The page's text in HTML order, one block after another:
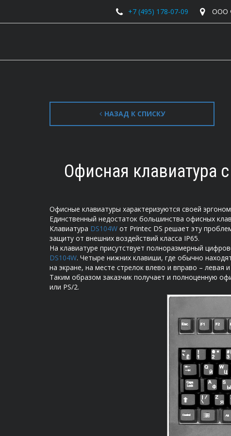
+7 (495) 178-07-09 ООО
НАЗАД К СПИСКУ
Офисная клавиатура
Офисные клавиатуры характеризуются своей
Единственный недостаток большинства офисных
Клавиатура DS104W от Printec DS решает эту
защиту от внешних воздействий класса IP65.
На клавиатуре присутствует полноразмерный
DS104W. Четыре нижних клавиши, где обычно
на экране, на месте стрелок влево и вправо – левая
Таким образом заказчик получает и полноценную
или PS/2.